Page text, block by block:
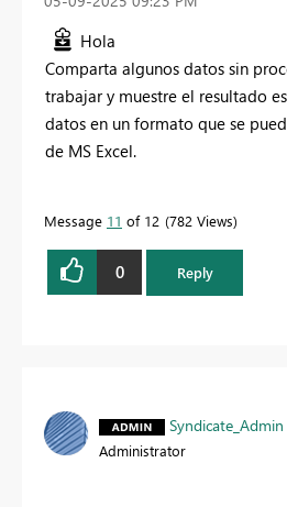
Hola
Comparta algunos datos sin
trabajar y muestre el resultado
datos en un formato que se
de MS Excel.
Message 11 of 12 782 Views
0 Reply
Syndicate_Admin
Administrator